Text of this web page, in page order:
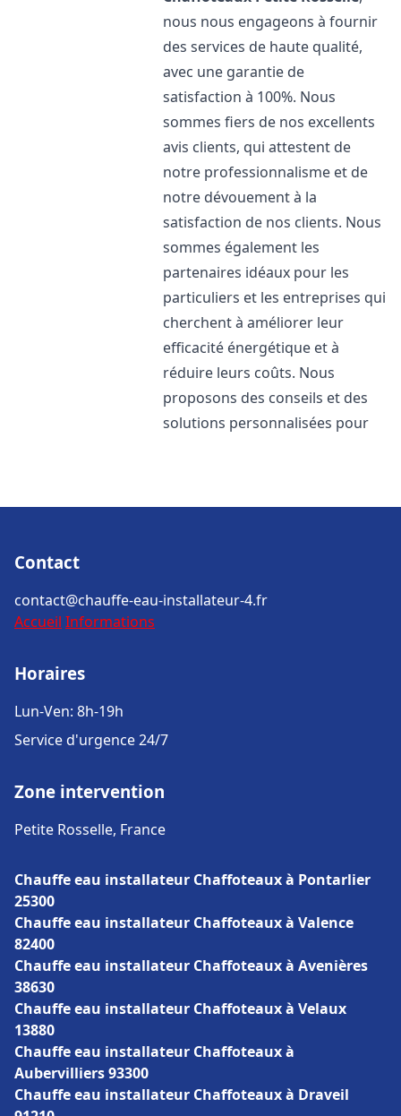
nous nous engageons à fournir
des services de haute qualité,
avec une garantie de
satisfaction à 100%. Nous
sommes fiers de nos excellents
avis clients, qui attestent de
notre professionnalisme et de
notre dévouement à la
satisfaction de nos clients. Nous
sommes également les
partenaires idéaux pour les
particuliers et les entreprises qui
cherchent à améliorer leur
efficacité énergétique et à
réduire leurs coûts. Nous
proposons des conseils et des
solutions personnalisées pour
Contact
contact@chauffe-eau-installateur-4.fr
Accueil Informations
Horaires
Lun-Ven: 8h-19h
Service d'urgence 24/7
Zone intervention
Petite Rosselle, France
Chauffe eau installateur Chaffoteaux à Pontarlier
25300
Chauffe eau installateur Chaffoteaux à Valence
82400
Chauffe eau installateur Chaffoteaux à Avenières
38630
Chauffe eau installateur Chaffoteaux à Velaux
13880
Chauffe eau installateur Chaffoteaux à
Aubervilliers 93300
Chauffe eau installateur Chaffoteaux à Draveil